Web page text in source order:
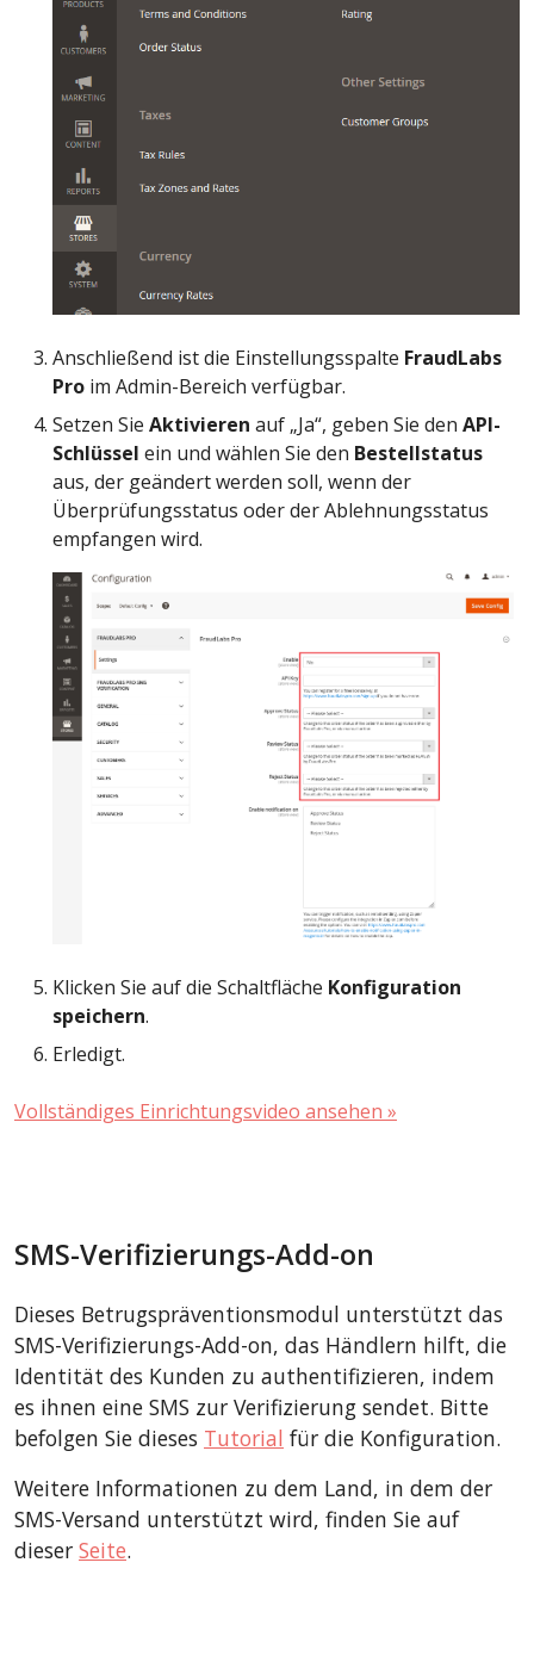
Anschließend ist die Einstellungsspalte FraudLabs
Pro im Admin-Bereich verfügbar.
Setzen Sie Aktivieren auf „Ja“, geben Sie den API-
Schlüssel ein und wählen Sie den Bestellstatus
aus, der geändert werden soll, wenn der
Überprüfungsstatus oder der Ablehnungsstatus
empfangen wird.
Klicken Sie auf die Schaltfläche Konfiguration
speichern.
Erledigt.
Vollständiges Einrichtungsvideo ansehen »
SMS-Verifizierungs-Add-on
Dieses Betrugspräventionsmodul unterstützt das
SMS-Verifizierungs-Add-on, das Händlern hilft, die
Identität des Kunden zu authentifizieren, indem
es ihnen eine SMS zur Verifizierung sendet. Bitte
befolgen Sie dieses Tutorial für die Konfiguration.
Weitere Informationen zu dem Land, in dem der
SMS-Versand unterstützt wird, finden Sie auf
dieser Seite.